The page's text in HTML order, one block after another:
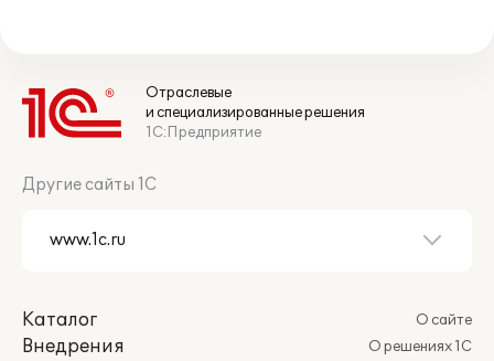
Отраслевые
и специализированные решения
1С:Предприятие
Другие сайты 1С
Каталог
Внедрения
О сайте
О решениях 1С